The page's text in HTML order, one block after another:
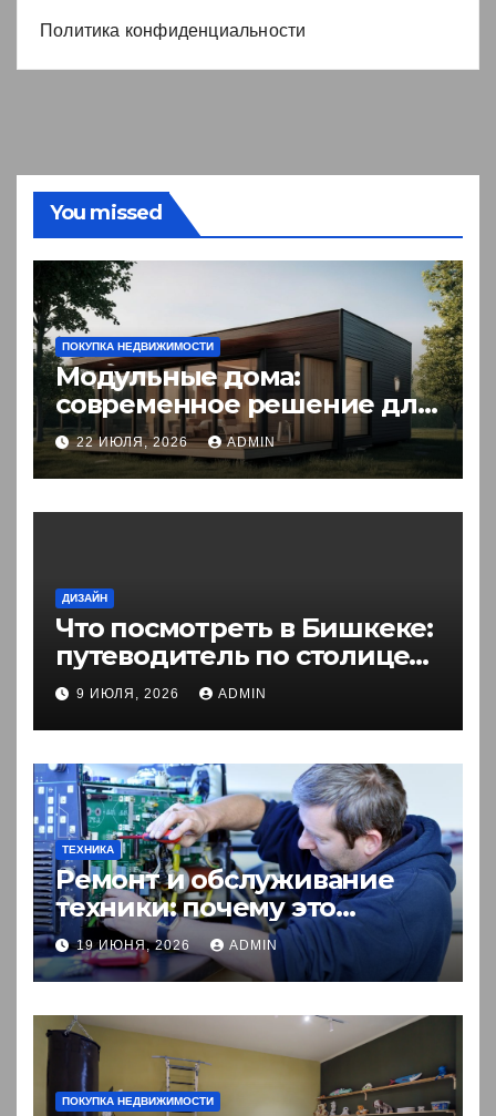
Политика конфиденциальности
You missed
ПОКУПКА НЕДВИЖИМОСТИ
Модульные дома:
современное решение для
комфортного житья
22 ИЮЛЯ, 2026 ADMIN
ДИЗАЙН
Что посмотреть в Бишкеке:
путеводитель по столице
Кыргызстана
9 ИЮЛЯ, 2026 ADMIN
ТЕХНИКА
Ремонт и обслуживание
техники: почему это
выгоднее покупки новой?
19 ИЮНЯ, 2026 ADMIN
ПОКУПКА НЕДВИЖИМОСТИ